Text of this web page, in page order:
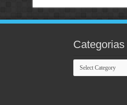
Categorias
Categorias